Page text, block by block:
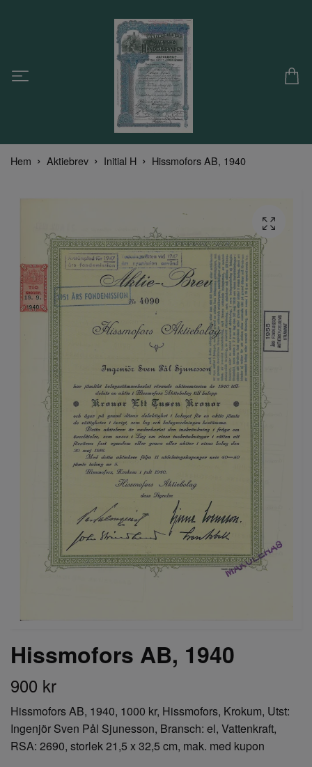
Hem Aktiebrev Initial H Hissmofors AB, 1940
Hissmofors AB, 1940
900 kr
Hissmofors AB, 1940, 1000 kr, Hissmofors, Krokum, Utst:
Ingenjör Sven Pål Sjunesson, Bransch: el, Vattenkraft,
RSA: 2690, storlek 21,5 x 32,5 cm, mak. med kupon